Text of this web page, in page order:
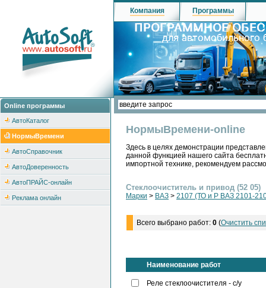
Online программы
АвтоКаталог
НормыВремени
АвтоСправочник
АвтоДоверенность
АвтоПРАЙС-онлайн
Реклама онлайн
Компания Программы
НормыВремени-online
Здесь в целях демонстрации
данной функцией нашего сайта
импортной технике, рекомендуем
Стеклоочиститель и привод (52 05)
Марки > ВАЗ > 2107 (ТО и Р ВАЗ 2101-
Всего выбрано работ: 0 (Очистить
Наименование работ
Реле стеклоочистителя - с/у